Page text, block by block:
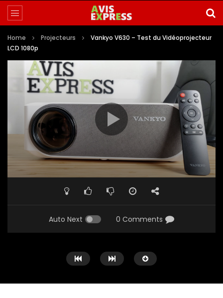
Home Projecteurs
Vankyo V630 – Test du Vidéoprojecteur
LCD 1080p
Auto Next 0 Comments